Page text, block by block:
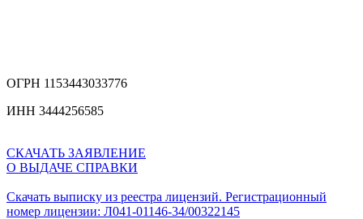
ОГРН 1153443033776
ИНН 3444256585
СКАЧАТЬ ЗАЯВЛЕНИЕ
О ВЫДАЧЕ СПРАВКИ
Скачать выписку из реестра лицензий. Регистрационный
номер лицензии: Л041-01146-34/00322145